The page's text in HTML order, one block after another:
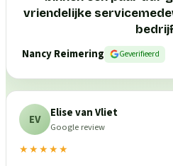
vriendelijke
Nancy Reimering
Geverifieerd
EV Elise van Vliet
Google review
★★★★★